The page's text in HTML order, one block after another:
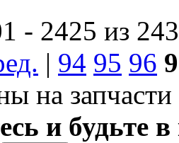
- 2425 из
| 94 95 96
на запчасти
и будьте в